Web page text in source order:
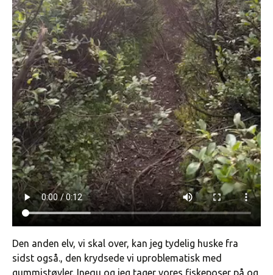
Den anden elv, vi skal over, kan jeg tydelig huske fra
sidst også., den krydsede vi uproblematisk med
gummistøvler. Inequ og jeg tager vores fiskeposer på og